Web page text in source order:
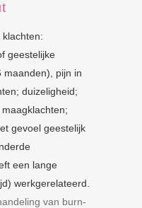
geestelijke
maanden), pijn in
duizeligheid;
gevoel geestelijk
een lange
werkgerelateerd.
van burn-